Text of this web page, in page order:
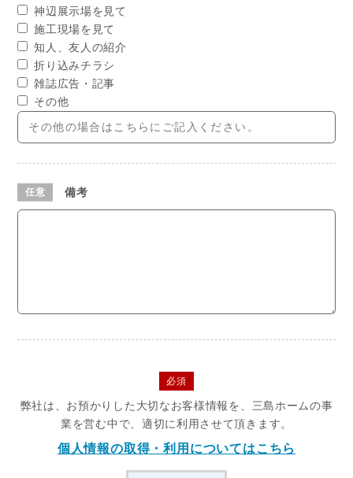
神辺展示場を見て
施工現場を見て
知人、友人の紹介
折り込みチラシ
雑誌広告・記事
その他
備考
必須
弊社は、お預かりした大切なお客様情報を、三島ホームの事
業を営む中で、適切に利用させて頂きます。
個人情報の取得・利用についてはこちら